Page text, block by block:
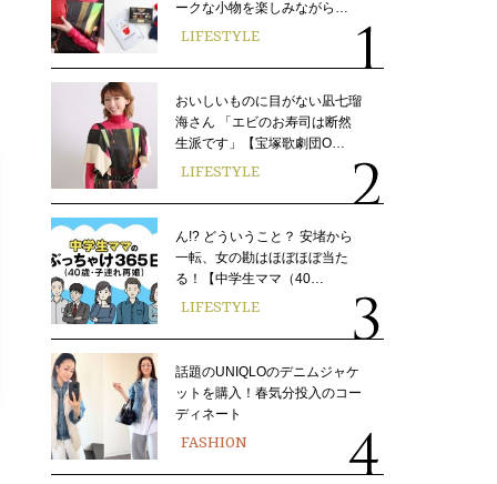
ークな小物を楽しみながら…
LIFESTYLE
おいしいものに目がない凪七瑠
海さん 「エビのお寿司は断然
生派です」【宝塚歌劇団O…
LIFESTYLE
ん!? どういうこと？ 安堵から
一転、女の勘はほぼほぼ当た
る！【中学生ママ（40…
LIFESTYLE
話題のUNIQLOのデニムジャケ
ットを購入！春気分投入のコー
ディネート
FASHION